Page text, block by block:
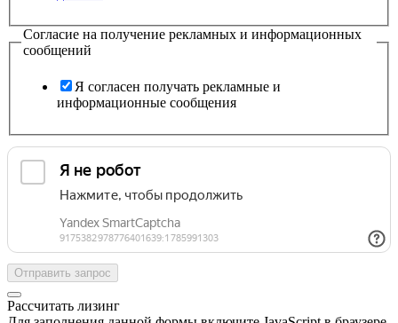
Согласие на получение рекламных и информационных
сообщений
Я согласен получать рекламные и
информационные сообщения
Отправить запрос
Рассчитать лизинг